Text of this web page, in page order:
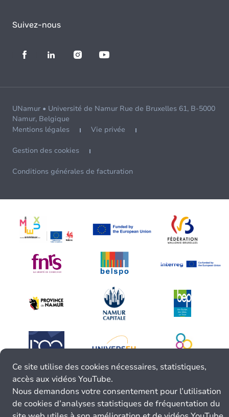
Suivez-nous
UNamur • Université de Namur Rue de Bruxelles 61, B-5000
Namur, Belgique
Mentions légales
Vie privée
Gestion des cookies
Conditions générales de facturation
Ce site utilise des cookies nécessaires, statistiques,
accès aux vidéos YouTube.
Nous demandons votre consentement pour l’utilisation
de cookies d’analyses statistiques de fréquentation du